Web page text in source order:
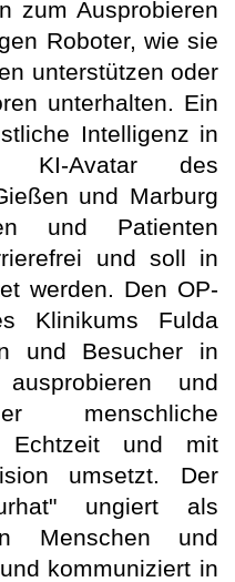
zum Ausprobieren
Roboter, wie sie
unterstützen oder
unterhalten. Ein
Intelligenz in
KI-Avatar des
und Marburg
und Patienten
und soll in
werden. Den OP-
Klinikums Fulda
und Besucher in
und
menschliche
Echtzeit und mit
umsetzt. Der
ungiert als
Menschen und
kommuniziert in